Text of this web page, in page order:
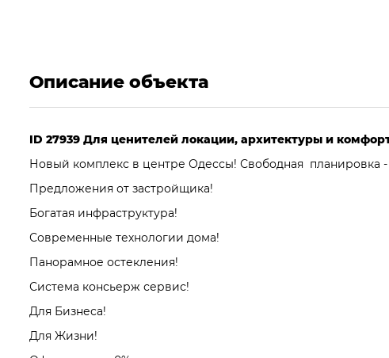
Описание объекта
ID 27939 Для ценителей локации, архитектуры и
Новый комплекс в центре Одессы! Свободная планировка
Предложения от застройщика!
Богатая инфраструктура!
Современные технологии дома!
Панорамное остекления!
Система консьерж сервис!
Для Бизнеса!
Для Жизни!